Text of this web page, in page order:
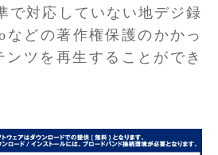
で対応していない地デジ録
などの著作権保護のかかっ
ンツを再生することができ